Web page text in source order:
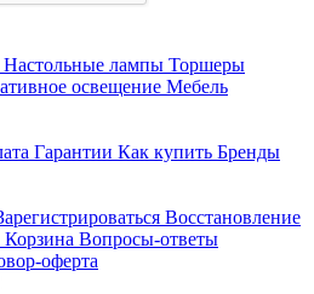
Настольные лампы Торшеры
освещение Мебель
Гарантии Как купить Бренды
Восстановление
Корзина Вопросы-ответы
оферта